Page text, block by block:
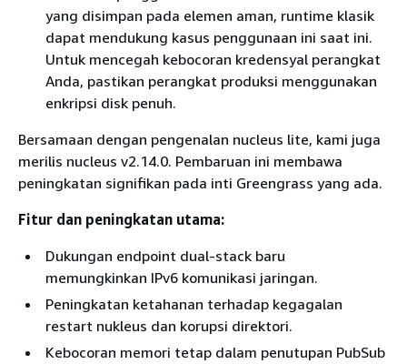
yang disimpan pada elemen aman, runtime klasik
dapat mendukung kasus penggunaan ini saat ini.
Untuk mencegah kebocoran kredensyal perangkat
Anda, pastikan perangkat produksi menggunakan
enkripsi disk penuh.
Bersamaan dengan pengenalan nucleus lite, kami juga
merilis nucleus v2.14.0. Pembaruan ini membawa
peningkatan signifikan pada inti Greengrass yang ada.
Fitur dan peningkatan utama:
Dukungan endpoint dual-stack baru
memungkinkan IPv6 komunikasi jaringan.
Peningkatan ketahanan terhadap kegagalan
restart nukleus dan korupsi direktori.
Kebocoran memori tetap dalam penutupan PubSub